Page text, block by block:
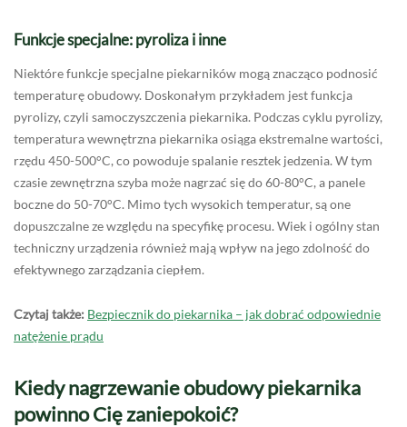
Funkcje specjalne: pyroliza i inne
Niektóre funkcje specjalne piekarników mogą znacząco podnosić
temperaturę obudowy. Doskonałym przykładem jest funkcja
pyrolizy, czyli samoczyszczenia piekarnika. Podczas cyklu pyrolizy,
temperatura wewnętrzna piekarnika osiąga ekstremalne wartości,
rzędu 450-500°C, co powoduje spalanie resztek jedzenia. W tym
czasie zewnętrzna szyba może nagrzać się do 60-80°C, a panele
boczne do 50-70°C. Mimo tych wysokich temperatur, są one
dopuszczalne ze względu na specyfikę procesu. Wiek i ogólny stan
techniczny urządzenia również mają wpływ na jego zdolność do
efektywnego zarządzania ciepłem.
Czytaj także: Bezpiecznik do piekarnika – jak dobrać odpowiednie
natężenie prądu
Kiedy nagrzewanie obudowy piekarnika
powinno Cię zaniepokoić?